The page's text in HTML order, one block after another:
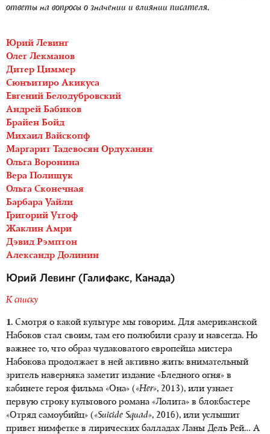
ответы на вопросы о значении и влиянии писателя.
Юрий Левинг
Олег Лекманов
Дитер Циммер
Сюнъитиро Акикуса
Евгений Белодубровский
Андрей Бабиков
Брайен Бойд
Михаил Вайскопф
Маргарит Тадевосян Ордуханян
Ольга Воронина
Вера Полищук
Ольга Сконечная
Барбара Уайли
Григорий Утгоф
Жаклин Амри
Дэвид Рэмптон
Александр Долинин
Юрий Левинг (Галифакс, Канада)
К списку
1. Смотря о какой культуре мы говорим. Для американской
Набоков стал своим, там его полюбили сразу и навсегда. Но
важнее то, что образ чудаковатого европейца мистера
Набокова продолжает в ней активно жить: внимательный
зритель наверняка заметит издание «Бледного огня» в
кабинете героя фильма «Она» ( «Her», 2013), или узнает
первую строку культового романа «Лолита» в блокбастере
«Отряд самоубийц» ( «Suicide Squad», 2016), или услышит
привет нимфетке в лирических балладах Ланы Дель Рей… А